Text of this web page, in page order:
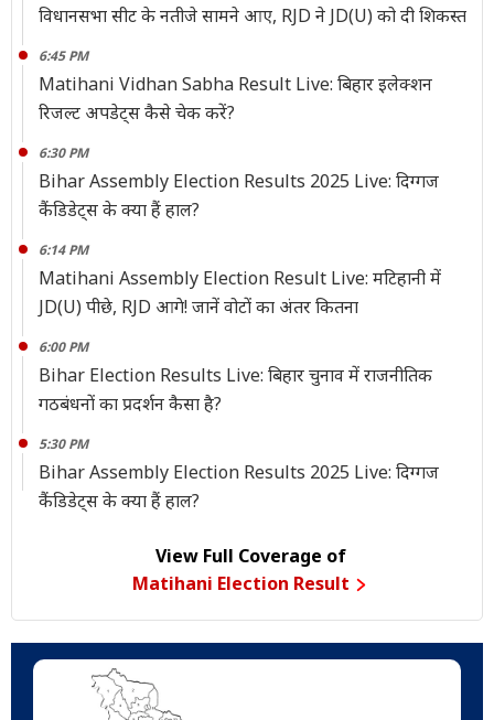
विधानसभा सीट के नतीजे सामने आए, RJD ने JD(U) को दी शिकस्त
6:45 PM
Matihani Vidhan Sabha Result Live: बिहार इलेक्शन
रिजल्ट अपडेट्स कैसे चेक करें?
6:30 PM
Bihar Assembly Election Results 2025 Live: दिग्गज
कैंडिडेट्स के क्या हैं हाल?
6:14 PM
Matihani Assembly Election Result Live: मटिहानी में
JD(U) पीछे, RJD आगे! जानें वोटों का अंतर कितना
6:00 PM
Bihar Election Results Live: बिहार चुनाव में राजनीतिक
गठबंधनों का प्रदर्शन कैसा है?
5:30 PM
Bihar Assembly Election Results 2025 Live: दिग्गज
कैंडिडेट्स के क्या हैं हाल?
View Full Coverage of
Matihani Election Result